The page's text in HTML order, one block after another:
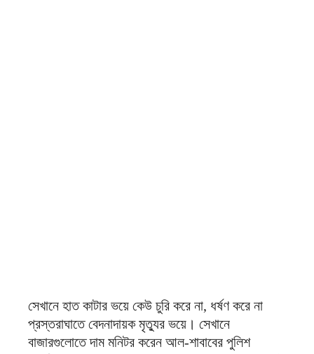
সেখানে হাত কাটার ভয়ে কেউ চুরি করে না, ধর্ষণ করে না
প্রস্তরাঘাতে বেদনাদায়ক মৃত্যুর ভয়ে। সেখানে
বাজারগুলোতে দাম মনিটর করেন আল-শাবাবের পুলিশ